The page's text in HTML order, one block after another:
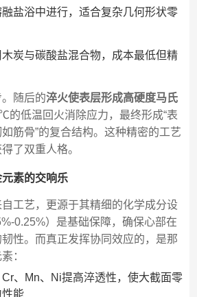
盐浴中进行，适合复杂几何形状零
炭与碳酸盐混合物，成本最低但精
随后的淬火使表层形成高硬度马氏
的低温回火消除应力，最终形成“表
筋骨”的复合结构。这种精密的工艺
了双重人格。
素的交响乐
工艺，更源于其精细的化学成分设
0.25%）是基础保障，确保心部在
性。而真正发挥协同效应的，是那
：
Cr、Mn、Ni提高淬透性，使大截面零
能